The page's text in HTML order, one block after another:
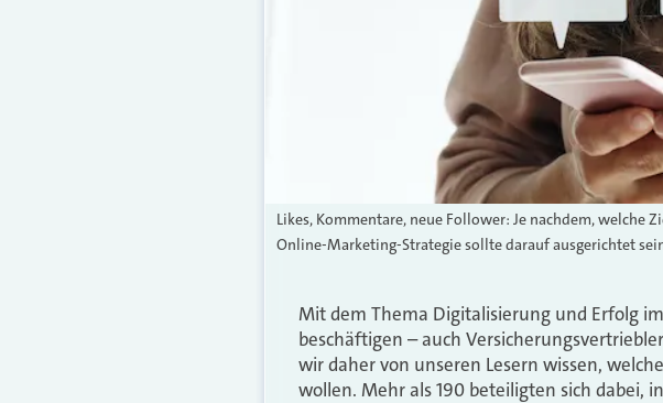
Likes, Kommentare, neue Follower: Je nachdem,
Online-Marketing-Strategie sollte darauf ausgerichtet
Mit dem Thema Digitalisierung und Erfolg
beschäftigen – auch
wir daher von unseren Lesern wissen,
wollen. Mehr als 190 beteiligten sich dabei,